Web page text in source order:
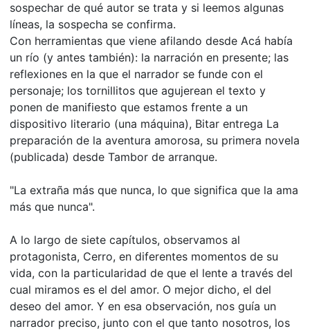
sospechar de qué autor se trata y si leemos algunas
líneas, la sospecha se confirma.
Con herramientas que viene afilando desde Acá había
un río (y antes también): la narración en presente; las
reflexiones en la que el narrador se funde con el
personaje; los tornillitos que agujerean el texto y
ponen de manifiesto que estamos frente a un
dispositivo literario (una máquina), Bitar entrega La
preparación de la aventura amorosa, su primera novela
(publicada) desde Tambor de arranque.
"La extraña más que nunca, lo que significa que la ama
más que nunca".
A lo largo de siete capítulos, observamos al
protagonista, Cerro, en diferentes momentos de su
vida, con la particularidad de que el lente a través del
cual miramos es el del amor. O mejor dicho, el del
deseo del amor. Y en esa observación, nos guía un
narrador preciso, junto con el que tanto nosotros, los